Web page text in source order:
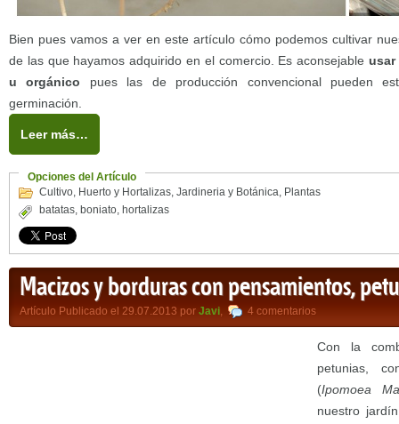
Bien pues vamos a ver en este artículo cómo podemos cultivar
de las que hayamos adquirido en el comercio. Es aconsejable
u orgánico pues las de producción convencional pueden
germinación.
Leer más…
Opciones del Artículo
Cultivo, Huerto y Hortalizas, Jardineria y Botánica, Plantas
batatas, boniato, hortalizas
Macizos y borduras con pensamientos,
Artículo Publicado el 29.07.2013 por Javi, 4 comentarios
Con la
petunias,
(Ipomoea
nuestro